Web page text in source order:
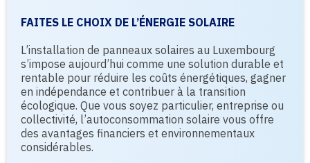
FAITES LE CHOIX DE L’ÉNERGIE SOLAIRE
L’installation de panneaux solaires au Luxembourg
s’impose aujourd’hui comme une solution durable et
rentable pour réduire les coûts énergétiques, gagner
en indépendance et contribuer à la transition
écologique. Que vous soyez particulier, entreprise ou
collectivité, l’autoconsommation solaire vous offre
des avantages financiers et environnementaux
considérables.